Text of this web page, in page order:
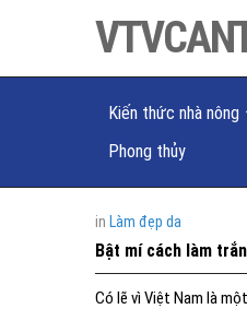
Kiến thức nhà nông
Phong thủy
in Làm đẹp da
Bật mí cách làm
Có lẽ vì Việt Nam là